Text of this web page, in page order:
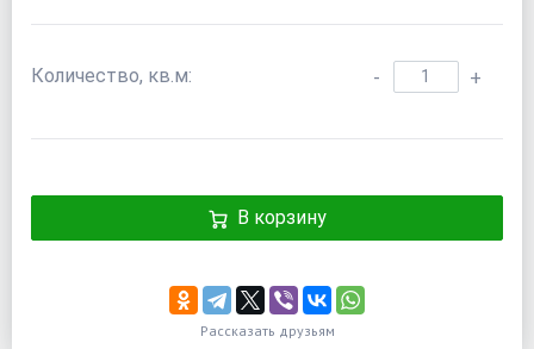
Количество, кв.м: - +
В корзину
Рассказать друзьям